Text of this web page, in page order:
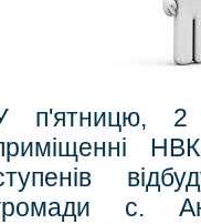
п'ятницю, 2
с.